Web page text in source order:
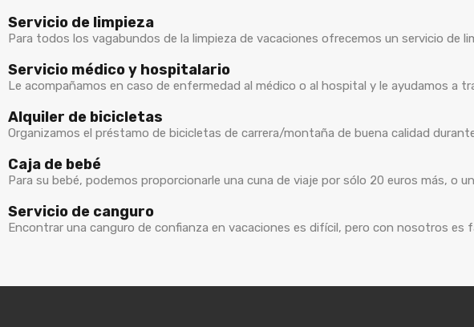
Servicio de limpieza
Para todos los vagabundos de la limpieza de vacaciones ofrecemos un servicio de
Servicio médico y hospitalario
Le acompañamos en caso de enfermedad al médico o al hospital y le ayudamos a
Alquiler de bicicletas
Organizamos el préstamo de bicicletas de carrera/montaña de buena calidad
Caja de bebé
Para su bebé, podemos proporcionarle una cuna de viaje por sólo 20 euros más, o
Servicio de canguro
Encontrar una canguro de confianza en vacaciones es difícil, pero con nosotros